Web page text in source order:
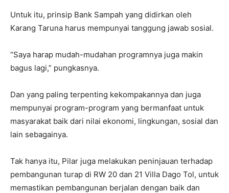
Untuk itu, prinsip Bank Sampah yang didirkan oleh
Karang Taruna harus mempunyai tanggung jawab sosial.
“Saya harap mudah-mudahan programnya juga makin
bagus lagi,” pungkasnya.
Dan yang paling terpenting kekompakannya dan juga
mempunyai program-program yang bermanfaat untuk
masyarakat baik dari nilai ekonomi, lingkungan, sosial dan
lain sebagainya.
Tak hanya itu, Pilar juga melakukan peninjauan terhadap
pembangunan turap di RW 20 dan 21 Villa Dago Tol, untuk
memastikan pembangunan berjalan dengan baik dan